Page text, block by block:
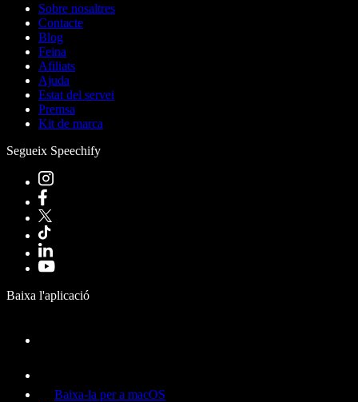
Sobre nosaltres
Contacte
Blog
Feina
Afiliats
Ajuda
Estat del servei
Premsa
Kit de marca
Segueix Speechify
Baixa l'aplicació
Baixa-la per a macOS